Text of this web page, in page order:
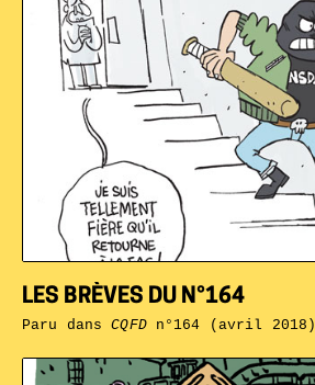
LES BRÈVES DU N°164
Paru dansCQFDn°164 (avril 2018)